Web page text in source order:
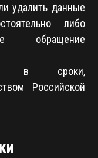
удалить данные
либо
обращение
в сроки,
Российской